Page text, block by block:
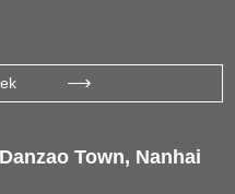
Town, Nanhai